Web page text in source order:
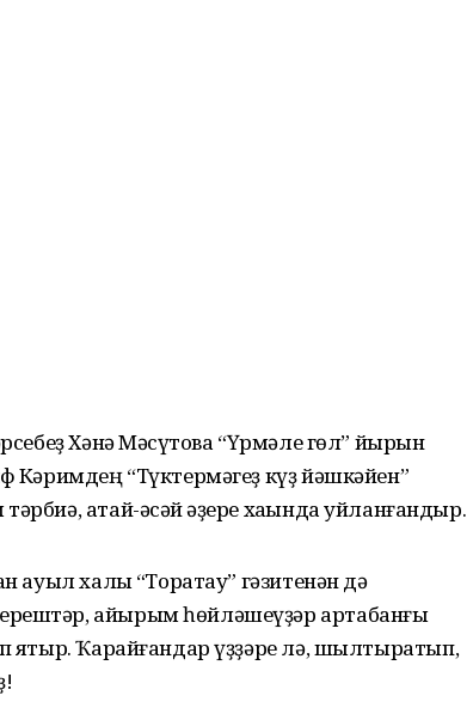
Хәнә Мәҡсүтова “Үрмәле гөл” йырын
Кәримдең “Түктермәгеҙ күҙ йәшкәйен”
атай-әсәй ҡәҙере хаҡында уйланғандыр.
ауыл халҡы “Торатау” гәзитенән дә
айырым һөйләшеүҙәр артабанғы
ятыр. Ҡарайғандар үҙҙәре лә, шылтыратып,